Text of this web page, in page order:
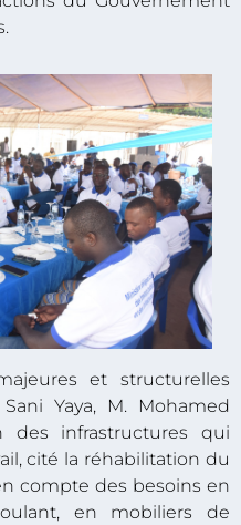
et structurelles
Yaya, M. Mohamed
des infrastructures qui
cité la réhabilitation du
compte des besoins en
en mobiliers de